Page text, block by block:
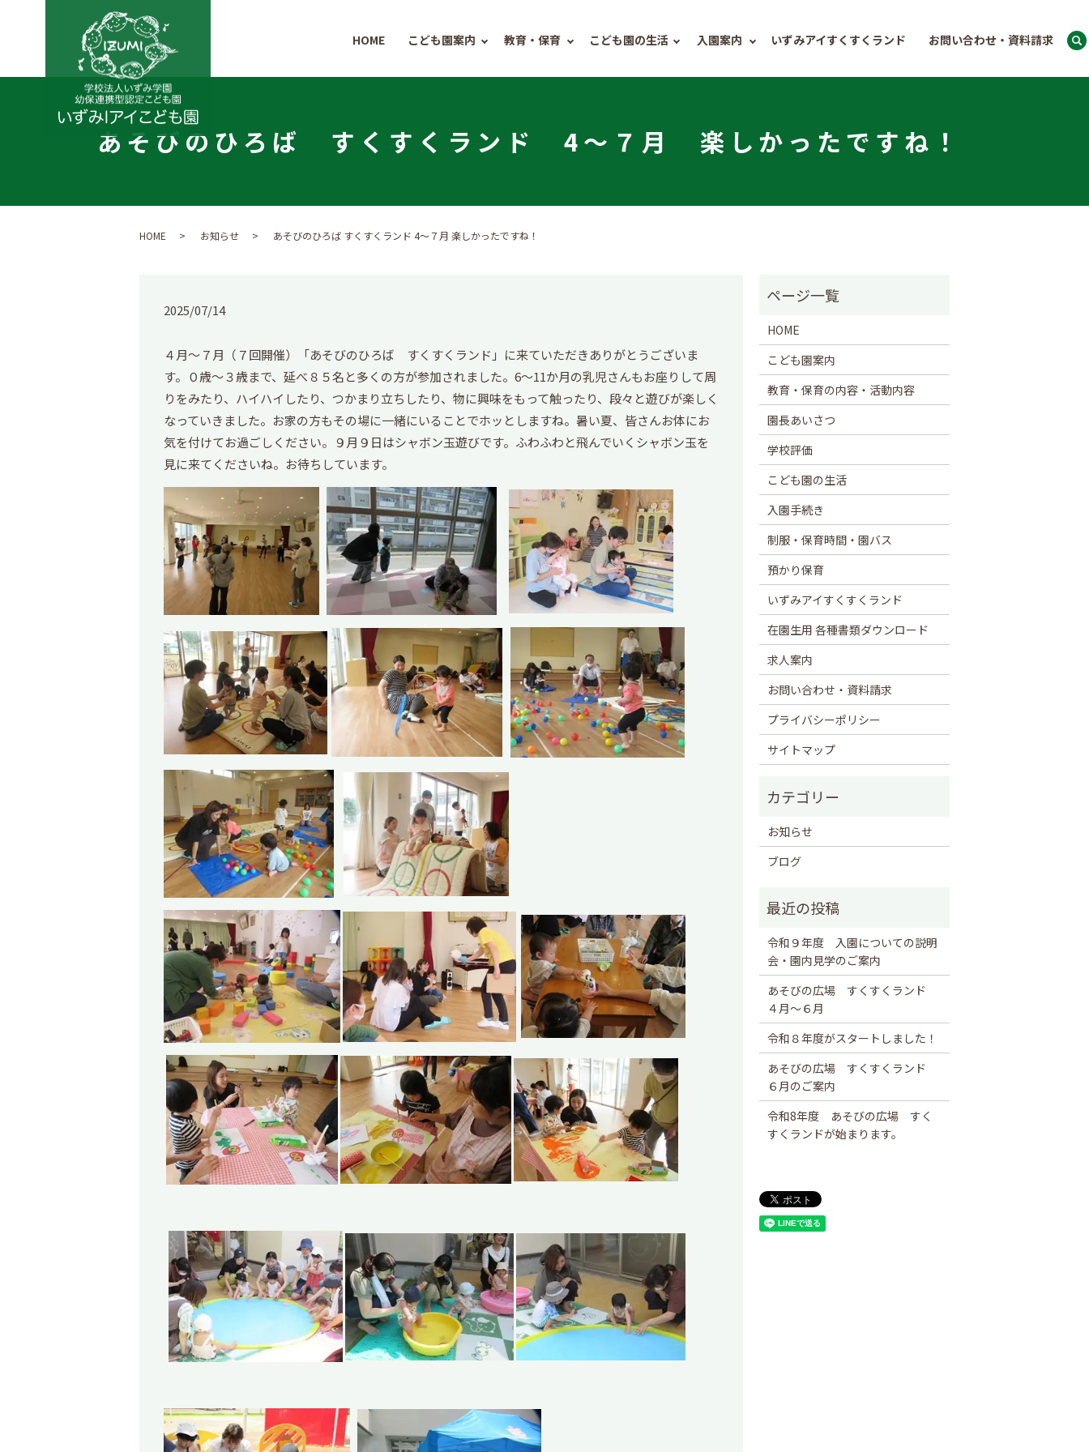
HOME こども園案内 教育・保育 こども園の生活 入園案内 いずみアイすくすくランド お問い合わせ・資料請求
あそびのひろば すくすくランド 4～７月 楽しかったですね！
HOME お知らせ あそびのひろば すくすくランド 4～７月 楽しかったですね！
2025/07/14
４月～７月（７回開催）「あそびのひろば すくすくランド」に来ていただきありがとうございま
す。０歳～３歳まで、延べ８５名と多くの方が参加されました。6～11か月の乳児さんもお座りして周
りをみたり、ハイハイしたり、つかまり立ちしたり、物に興味をもって触ったり、段々と遊びが楽しく
なっていきました。お家の方もその場に一緒にいることでホッとしますね。暑い夏、皆さんお体にお
気を付けてお過ごしください。９月９日はシャボン玉遊びです。ふわふわと飛んでいくシャボン玉を
見に来てくださいね。お待ちしています。
HOME
こども園案内
教育・保育の内容・活動内容
園長あいさつ
学校評価
こども園の生活
入園手続き
制服・保育時間・園バス
預かり保育
いずみアイすくすくランド
在園生用 各種書類ダウンロード
求人案内
お問い合わせ・資料請求
プライバシーポリシー
サイトマップ
お知らせ
ブログ
令和９年度 入園についての説明
会・園内見学のご案内
あそびの広場 すくすくランド
４月～６月
令和８年度がスタートしました！
あそびの広場 すくすくランド
６月のご案内
令和8年度 あそびの広場 すく
すくランドが始まります。